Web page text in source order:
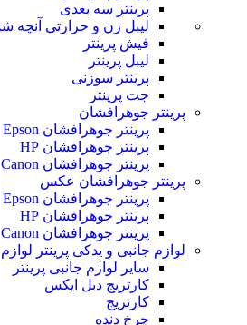
پرینتر سه بعدی
لیبل زن و حرارتی آنچه
فیش پرینتر
لیبل پرینتر
پرینتر سوزنی
جت پرینتر
پرینتر جوهرافشان
پرینتر جوهرافشان Epson
پرینتر جوهرافشان HP
پرینتر جوهرافشان Canon
پرینتر جوهرافشان عکس
پرینتر جوهرافشان Epson
پرینتر جوهرافشان HP
پرینتر جوهرافشان Canon
لوازم جانبی و یدکی پرینتر
سایر لوازم جانبی پرینتر
کارتریج دبل ایکس
کارتریج
چرخ دنده